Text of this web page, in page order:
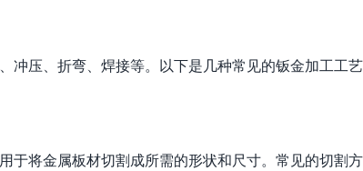
冲压、折弯、焊接等。以下是几种常见的钣金加工工艺
于将金属板材切割成所需的形状和尺寸。常见的切割